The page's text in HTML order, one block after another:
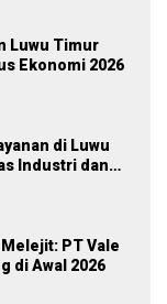
Luwu Timur
Ekonomi 2026
di Luwu
Industri dan
PT Vale
di Awal 2026